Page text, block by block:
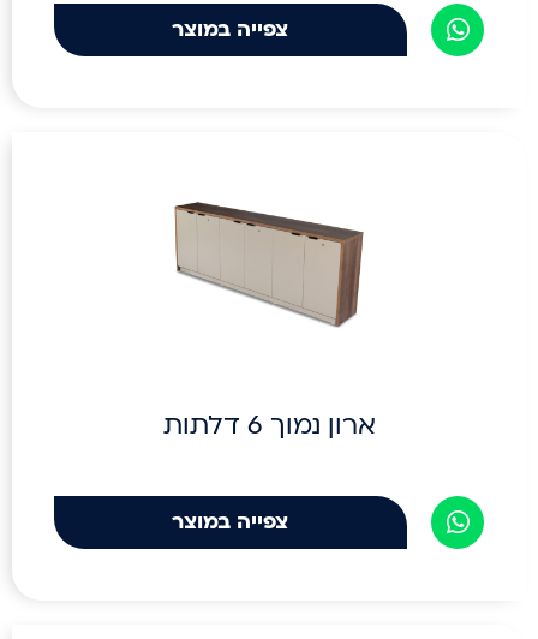
צפייה במוצר
ארון נמוך 6 דלתות
צפייה במוצר